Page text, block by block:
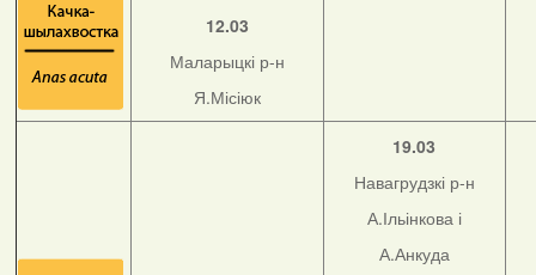
12.03
Маларыцкі р-н
Я.Місіюк
19.03
Навагрудзкі р-н
А.Ільінкова і
А.Анкуда